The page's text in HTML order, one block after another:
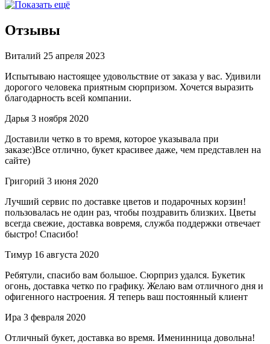
Отзывы
Виталий 25 апреля 2023
Испытываю настоящее удовольствие от заказа у вас. Удивили
дорогого человека приятным сюрпризом. Хочется выразить
благодарность всей компании.
Дарья 3 ноября 2020
Доставили четко в то время, которое указывала при
заказе:)Все отлично, букет красивее даже, чем представлен на
сайте)
Григорий 3 июня 2020
Лучший сервис по доставке цветов и подарочных корзин!
пользовалась не один раз, чтобы поздравить близких. Цветы
всегда свежие, доставка вовремя, служба поддержки отвечает
быстро! Спасибо!
Тимур 16 августа 2020
Ребятули, спасибо вам большое. Сюрприз удался. Букетик
огонь, доставка четко по графику. Желаю вам отличного дня и
офигенного настроения. Я теперь ваш постоянный клиент
Ира 3 февраля 2020
Отличный букет, доставка во время. Именинница довольна!